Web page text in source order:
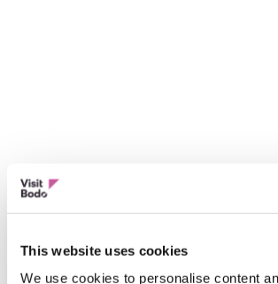
This website uses cookies
We use cookies to personalise content